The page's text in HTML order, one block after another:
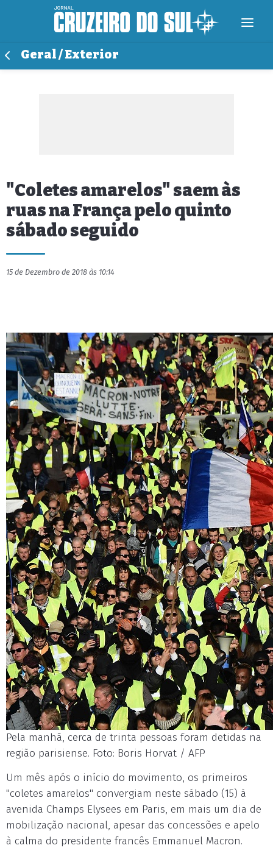
Geral / Exterior
"Coletes amarelos" saem às
ruas na França pelo quinto
sábado seguido
15 de Dezembro de 2018 às 10:14
Pela manhã, cerca de trinta pessoas foram detidas na
região parisiense. Foto: Boris Horvat / AFP
Um mês após o início do movimento, os primeiros
"coletes amarelos" convergiam neste sábado (15) à
avenida Champs Elysees em Paris, em mais um dia de
mobilização nacional, apesar das concessões e apelo
à calma do presidente francês Emmanuel Macron.